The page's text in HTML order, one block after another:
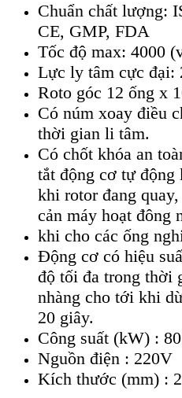
Chuẩn chất lượng:
CE, GMP, FDA
Tốc độ max: 4000
Lực ly tâm cực đại:
Roto góc 12 ống x
Có núm xoay điều
thời gian li tâm.
Có chốt khóa an
tắt động cơ tự
khi rotor đang
cản máy hoạt đông
khi cho các ống
Động cơ có hiệu
độ tối đa trong thời
nhàng cho tới khi
20 giây.
Công suất (kW) : 80
Nguồn điện : 220V
Kích thước (mm) :